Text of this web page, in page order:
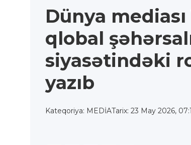
Dünya
qlobal
siyasətindəki
yazıb
Kateqoriya: MEDİATarix: 23 May 2026,